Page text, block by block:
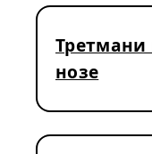
Третмани
нозе